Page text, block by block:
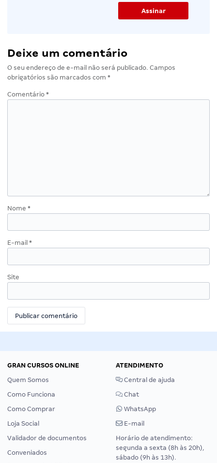
Deixe um comentário
O seu endereço de e-mail não será publicado. Campos
obrigatórios são marcados com *
Comentário *
Nome *
E-mail *
Site
GRAN CURSOS ONLINE
Quem Somos
Como Funciona
Como Comprar
Loja Social
Validador de documentos
Conveniados
ATENDIMENTO
Central de ajuda
Chat
WhatsApp
E-mail
Horário de atendimento:
segunda a sexta (8h às 20h),
sábado (9h às 13h).